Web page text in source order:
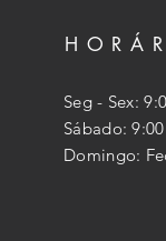
Seg - Sex:
​​Sábado:
​Domingo: